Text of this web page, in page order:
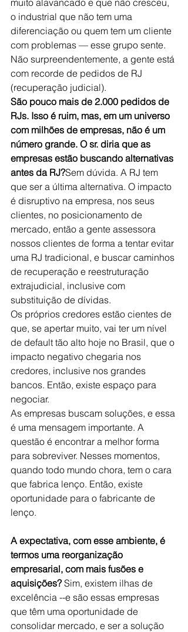
muito alavancado e que não cresceu,
o industrial que não tem uma
diferenciação ou quem tem um cliente
com problemas — esse grupo sente.
Não surpreendentemente, a gente está
com recorde de pedidos de RJ
(recuperação judicial).
São pouco mais de 2.000 pedidos de
RJs. Isso é ruim, mas, em um universo
com milhões de empresas, não é um
número grande. O sr. diria que as
empresas estão buscando alternativas
antes da RJ?Sem dúvida. A RJ tem
que ser a última alternativa. O impacto
é disruptivo na empresa, nos seus
clientes, no posicionamento de
mercado, então a gente assessora
nossos clientes de forma a tentar evitar
uma RJ tradicional, e buscar caminhos
de recuperação e reestruturação
extrajudicial, inclusive com
substituição de dívidas.
Os próprios credores estão cientes de
que, se apertar muito, vai ter um nível
de default tão alto hoje no Brasil, que o
impacto negativo chegaria nos
credores, inclusive nos grandes
bancos. Então, existe espaço para
negociar.
As empresas buscam soluções, e essa
é uma mensagem importante. A
questão é encontrar a melhor forma
para sobreviver. Nesses momentos,
quando todo mundo chora, tem o cara
que fabrica lenço. Então, existe
oportunidade para o fabricante de
lenço.
A expectativa, com esse ambiente, é
termos uma reorganização
empresarial, com mais fusões e
aquisições? Sim, existem ilhas de
excelência --e são essas empresas
que têm uma oportunidade de
consolidar mercado, e ser a solução